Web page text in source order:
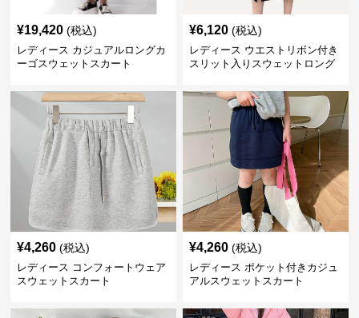
¥19,420 (税込)
レディース カジュアルロングカ
ーゴスウェットスカート
¥6,120 (税込)
レディース ウエストリボン付き
スリット入りスウェットロング
¥4,260 (税込)
レディース コンフォートウェア
スウェットスカート
¥4,260 (税込)
レディース ポケット付きカジュ
アルスウェットスカート